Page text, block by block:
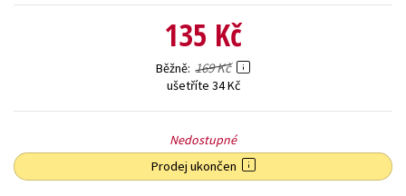
135 Kč
Běžně 169 Kč
ušetříte 34 Kč
Nedostupné
Prodej ukončen